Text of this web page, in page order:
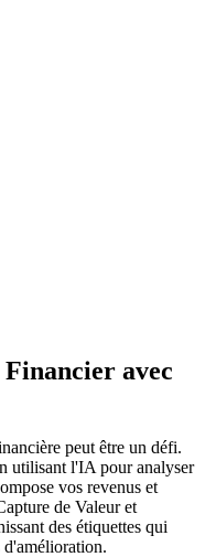
avec
peut être un défi.
utilisant l'IA pour analyser
vos revenus et
de Valeur et
des étiquettes qui